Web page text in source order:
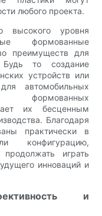
любого проекта.
высокого уровня
формованные
преимуществ для
Будь то создание
устройств или
автомобильных
формованных
их бесценным
Благодаря
практически в
играть
инноваций и
и